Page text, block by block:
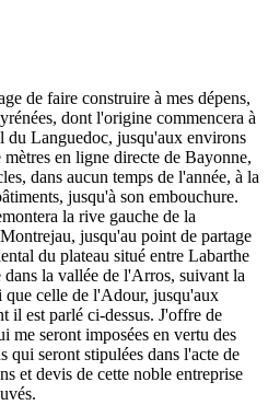
de faire construire à mes dépens,
dont l'origine commencera à
du Languedoc, jusqu'aux environs
en ligne directe de Bayonne,
dans aucun temps de l'année, à la
jusqu'à son embouchure.
la rive gauche de la
jusqu'au point de partage
du plateau situé entre Labarthe
la vallée de l'Arros, suivant la
celle de l'Adour, jusqu'aux
il est parlé ci-dessus. J'offre de
me seront imposées en vertu des
qui seront stipulées dans l'acte de
et devis de cette noble entreprise